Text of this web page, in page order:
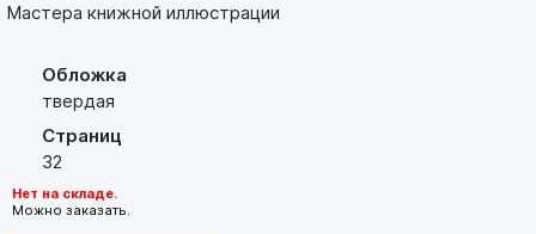
Мастера книжной иллюстрации
Обложка
твердая
Страниц
32
Нет на складе.
Можно заказать.